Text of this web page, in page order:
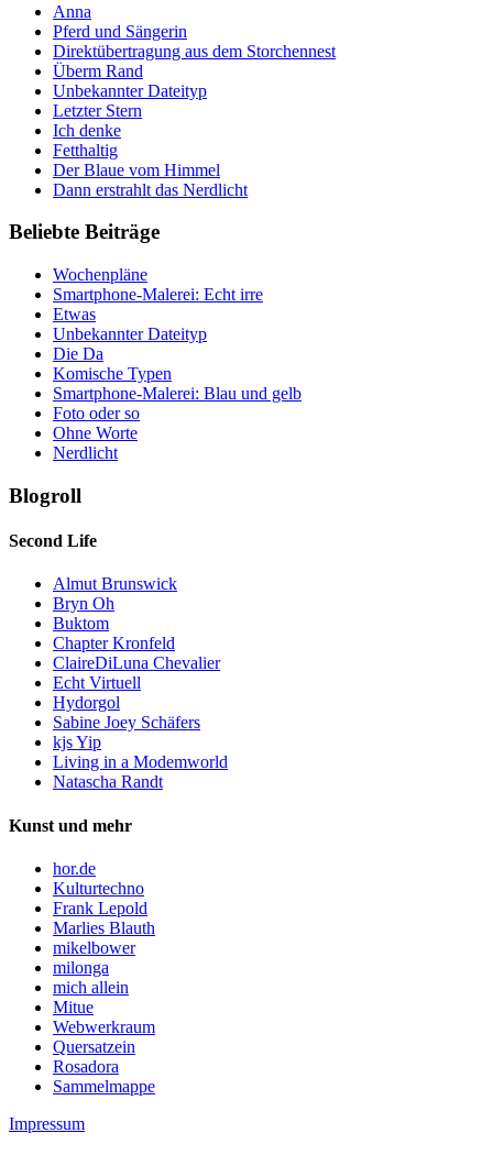
Anna
Pferd und Sängerin
Direktübertragung aus dem Storchennest
Überm Rand
Unbekannter Dateityp
Letzter Stern
Ich denke
Fetthaltig
Der Blaue vom Himmel
Dann erstrahlt das Nerdlicht
Beliebte Beiträge
Wochenpläne
Smartphone-Malerei: Echt irre
Etwas
Unbekannter Dateityp
Die Da
Komische Typen
Smartphone-Malerei: Blau und gelb
Foto oder so
Ohne Worte
Nerdlicht
Blogroll
Second Life
Almut Brunswick
Bryn Oh
Buktom
Chapter Kronfeld
ClaireDiLuna Chevalier
Echt Virtuell
Hydorgol
Sabine Joey Schäfers
kjs Yip
Living in a Modemworld
Natascha Randt
Kunst und mehr
hor.de
Kulturtechno
Frank Lepold
Marlies Blauth
mikelbower
milonga
mich allein
Mitue
Webwerkraum
Quersatzein
Rosadora
Sammelmappe
Impressum